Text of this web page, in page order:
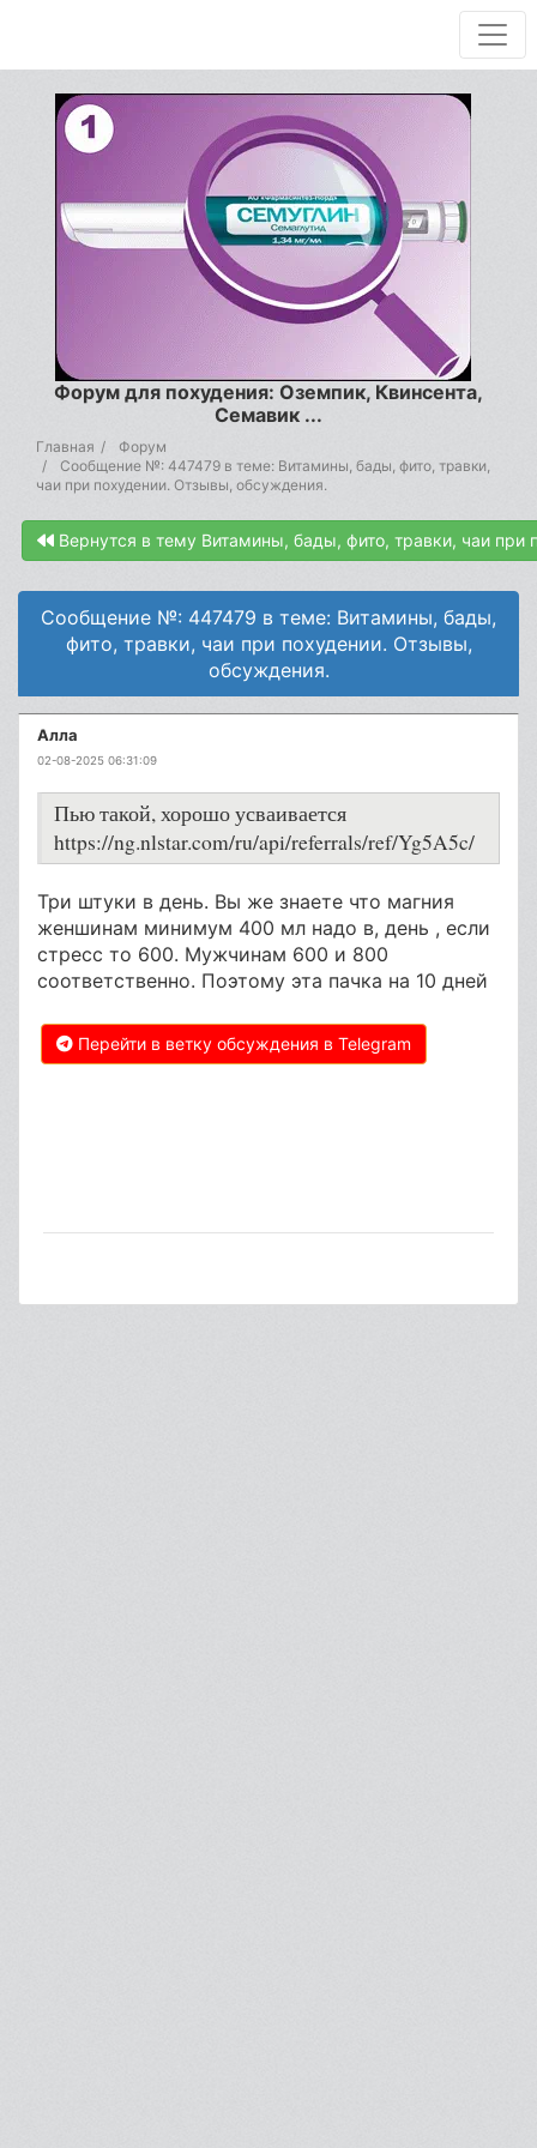
Форум для похудения: Оземпик, Квинсента,
Семавик ...
Главная
Форум
Сообщение №: 447479 в теме: Витамины, бады, фито, травки,
чаи при похудении. Отзывы, обсуждения.
Вернутся в тему Витамины, бады, фито, травки, чаи
Сообщение №: 447479 в теме: Витамины, бады,
фито, травки, чаи при похудении. Отзывы,
обсуждения.
Алла
02-08-2025 06:31:09
Пью такой, хорошо усваивается
https://ng.nlstar.com/ru/api/referrals/ref/Yg5A5c/
Три штуки в день. Вы же знаете что магния
женшинам минимум 400 мл надо в, день , если
стресс то 600. Мужчинам 600 и 800
соответственно. Поэтому эта пачка на 10 дней
Перейти в ветку обсуждения в Telegram